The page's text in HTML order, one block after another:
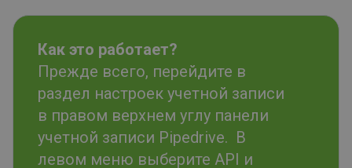
Как это работает?
Прежде всего, перейдите в
раздел настроек учетной записи
в правом верхнем углу панели
учетной записи Pipedrive. В
левом меню выберите API и